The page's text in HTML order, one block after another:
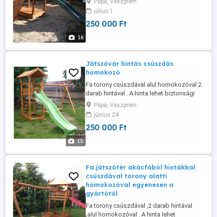
16
csúszófelülete 3 méter színe választható
kék,zöld,sárga,piros. A játszóvár akácból
és tölgyből készül ami keményfa így
Pápa, Veszprém
július 1
250 000 Ft
15
Játszóvár hintás csúszdás
homokozó
Fa torony csúszdával alul homokozóval 2
darab hintával . A hinta lehet biztonsági
vagy lap hinta. A csúszda csúszófelülete
3 méter színe választható kék, zöld,
sárga, piros. A játszóvár akácból és
tölgyből készül ami keményfa így jobban
Pápa, Veszprém
június 24
250 000 Ft
Fa játszótér akácfából hintákkal
csúszdával torony alatti
homokozóval egyenesen a
gyártótól
Fa torony csúszdával ,2 darab hintával
,alul homokozóval . A hinta lehet